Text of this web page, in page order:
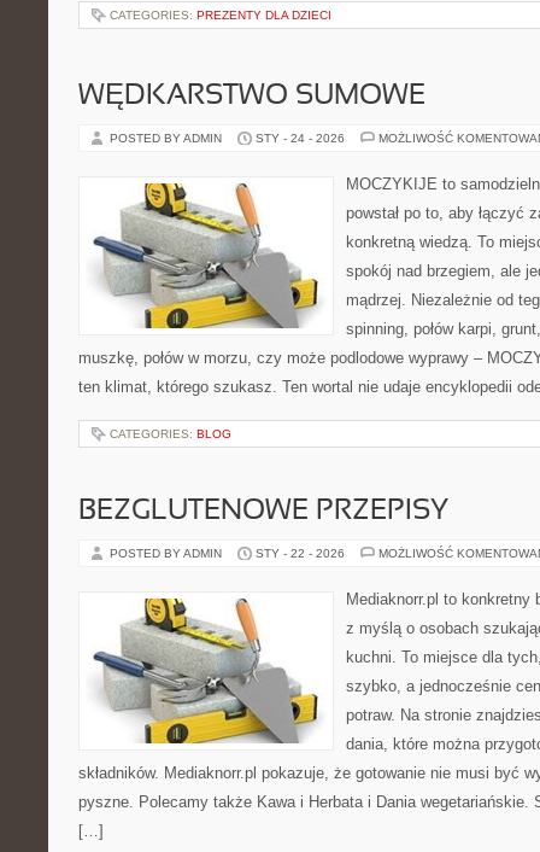
CATEGORIES: PREZENTY DLA DZIECI
WĘDKARSTWO SUMOWE
POSTED BY ADMIN STY - 24 - 2026 MOŻLIWOŚĆ
MOCZYKIJE to
powstał po to, aby łączyć
konkretną wiedzą. To
spokój nad brzegiem, ale
mądrzej. Niezależnie od
spinning, połów karpi,
muszkę, połów w morzu, czy może podlodowe wyprawy –
ten klimat, którego szukasz. Ten wortal nie udaje encyklopedii
CATEGORIES: BLOG
BEZGLUTENOWE PRZEPISY
POSTED BY ADMIN STY - 22 - 2026 MOŻLIWOŚĆ
Mediaknorr.pl to konkretny
z myślą o osobach
kuchni. To miejsce dla
szybko, a jednocześnie
potraw. Na stronie
dania, które można
składników. Mediaknorr.pl pokazuje, że gotowanie nie musi być
pyszne. Polecamy także Kawa i Herbata i Dania wegetariańskie.
[…]